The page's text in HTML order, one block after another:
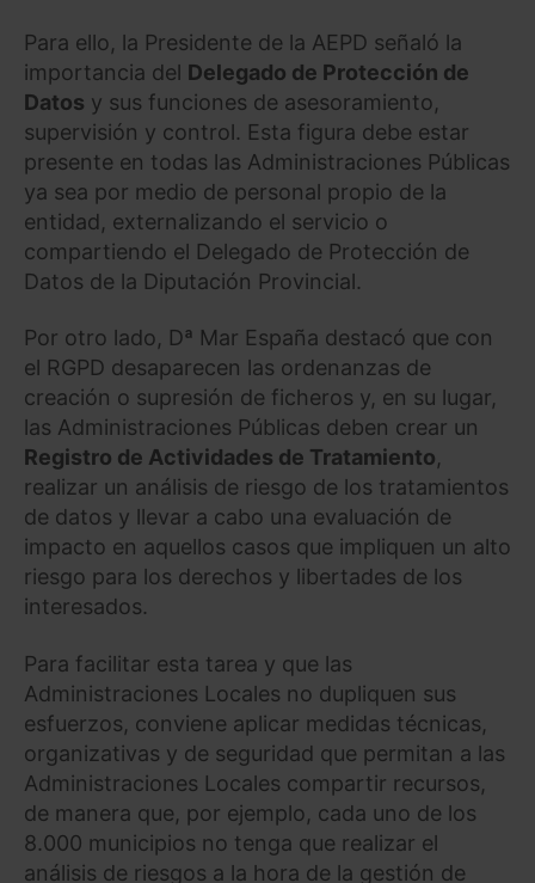
Para ello, la Presidente de la AEPD señaló la
importancia del Delegado de Protección de
Datos y sus funciones de asesoramiento,
supervisión y control. Esta figura debe estar
presente en todas las Administraciones Públicas
ya sea por medio de personal propio de la
entidad, externalizando el servicio o
compartiendo el Delegado de Protección de
Datos de la Diputación Provincial.
Por otro lado, Dª Mar España destacó que con
el RGPD desaparecen las ordenanzas de
creación o supresión de ficheros y, en su lugar,
las Administraciones Públicas deben crear un
Registro de Actividades de Tratamiento,
realizar un análisis de riesgo de los tratamientos
de datos y llevar a cabo una evaluación de
impacto en aquellos casos que impliquen un alto
riesgo para los derechos y libertades de los
interesados.
Para facilitar esta tarea y que las
Administraciones Locales no dupliquen sus
esfuerzos, conviene aplicar medidas técnicas,
organizativas y de seguridad que permitan a las
Administraciones Locales compartir recursos,
de manera que, por ejemplo, cada uno de los
8.000 municipios no tenga que realizar el
análisis de riesgos a la hora de la gestión de